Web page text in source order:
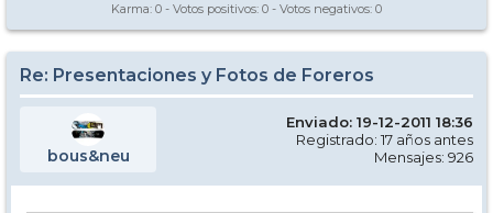
Karma: 0 - Votos positivos: 0 - Votos negativos: 0
Re: Presentaciones y Fotos de Foreros
bous&neu
Enviado: 19-12-2011 18:36
Registrado: 17 años antes
Mensajes: 926